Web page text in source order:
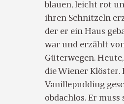
blauen, leicht rot
ihren Schnitzeln
der er ein Haus
war und erzählt
Güterwegen.
die Wiener
Vanillepudding
obdachlos. Er